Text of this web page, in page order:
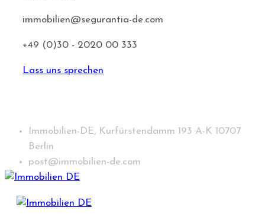
immobilien@segurantia-de.com
+49 (0)30 - 2020 00 333
Lass uns sprechen
Immobilien-DE, Kurfürstendamm 193 A-K 10707
Berlin
post@immobilien-de.com